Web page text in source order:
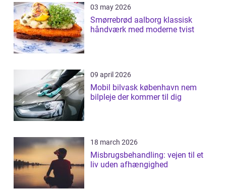
03 may 2026
Smørrebrød aalborg klassisk
håndværk med moderne tvist
09 april 2026
Mobil bilvask københavn nem
bilpleje der kommer til dig
18 march 2026
Misbrugsbehandling: vejen til et
liv uden afhængighed